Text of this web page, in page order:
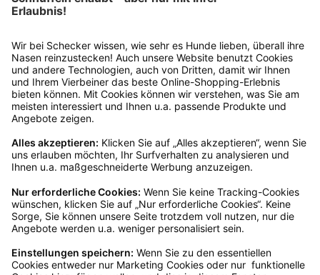
findest du online. Verpacke die Artikel
Rücksendeetikett auf das Paket. Dieses kannst du
dir in deinem Kundenkonto anfordern. Hast du als
Gast bestellt, schreibe uns eine Email an
verkauf@schecker.de oder rufe zu unseren
Servicezeiten an, dann lassen wir dir ein
Mo – Fr 9 – 17 Uhr, Sa 9 – 13 Uhr